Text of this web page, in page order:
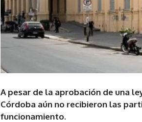
A pesar de la aprobación de una
Córdoba aún no recibieron las
funcionamiento.